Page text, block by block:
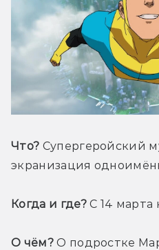
Что? Супергеройский
экранизация
Когда и где?
О чём? О подростке